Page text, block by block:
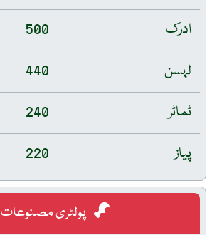
ادرک
500
لہسن
440
ٹماٹر
240
پیاز
220
پولٹری مصنوعات